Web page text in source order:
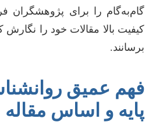
گام‌به‌گام را برای پژوهشگران
کیفیت بالا مقالات خود را
برسانند.
فهم عمیق
پایه و اساس مقاله